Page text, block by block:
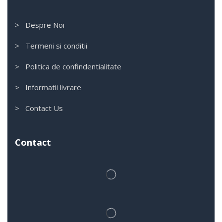
> Despre Noi
> Termeni si conditii
> Politica de confindentialitate
> Informatii livrare
> Contact Us
Contact